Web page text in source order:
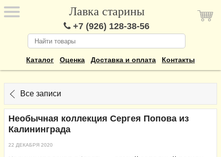
Лавка старины
+7 (926) 128-38-56
Каталог Оценка Доставка и оплата Контакты
Все записи
Необычная коллекция Сергея Попова из
Калининграда
22 ДЕКАБРЯ 2020